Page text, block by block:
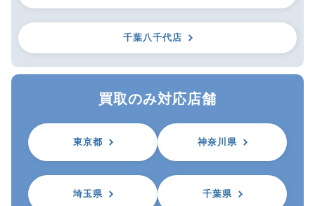
千葉八千代店
買取のみ対応店舗
東京都 神奈川県
埼玉県 千葉県